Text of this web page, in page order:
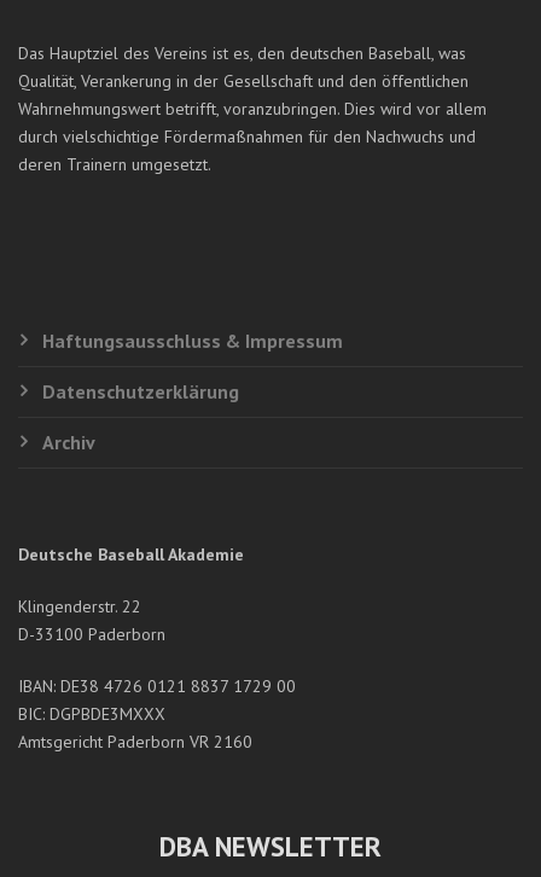
Das Hauptziel des Vereins ist es, den deutschen Baseball, was
Qualität, Verankerung in der Gesellschaft und den öffentlichen
Wahrnehmungswert betrifft, voranzubringen. Dies wird vor allem
durch vielschichtige Fördermaßnahmen für den Nachwuchs und
deren Trainern umgesetzt.
Haftungsausschluss & Impressum
Datenschutzerklärung
Archiv
Deutsche Baseball Akademie
Klingenderstr. 22
D-33100 Paderborn
IBAN: DE38 4726 0121 8837 1729 00
BIC: DGPBDE3MXXX
Amtsgericht Paderborn VR 2160
DBA NEWSLETTER